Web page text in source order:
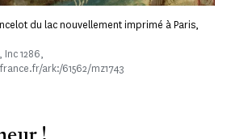
du lac nouvellement imprimé à Paris,
1286,
ark:/61562/mz1743